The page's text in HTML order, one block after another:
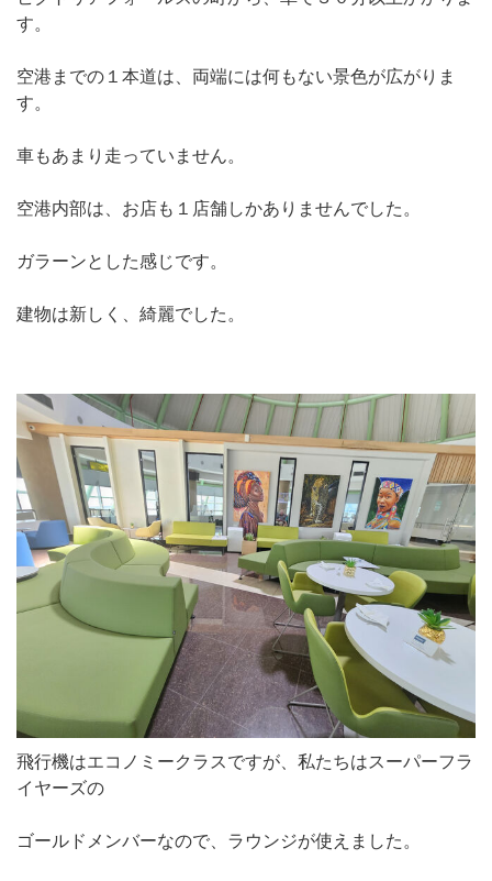
す。
空港までの１本道は、両端には何もない景色が広がりま
す。
車もあまり走っていません。
空港内部は、お店も１店舗しかありませんでした。
ガラーンとした感じです。
建物は新しく、綺麗でした。
飛行機はエコノミークラスですが、私たちはスーパーフラ
イヤーズの
ゴールドメンバーなので、ラウンジが使えました。